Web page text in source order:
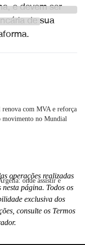
e devem ser
de sua
renova com MVA e reforça
movimento no Mundial
onde assistir e
operações realizadas
página. Todos os
exclusiva dos
consulte os Termos